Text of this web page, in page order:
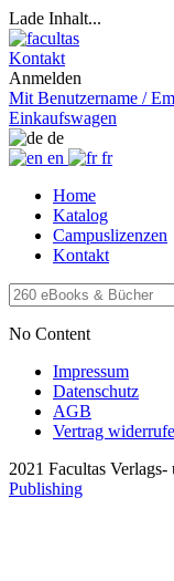
Lade Inhalt...
Kontakt
Anmelden
Mit Benutzername /
Einkaufswagen
de
en
fr
Home
Katalog
Campuslizenzen
Kontakt
No Content
Impressum
Datenschutz
AGB
Vertrag
2021 Facultas
Publishing